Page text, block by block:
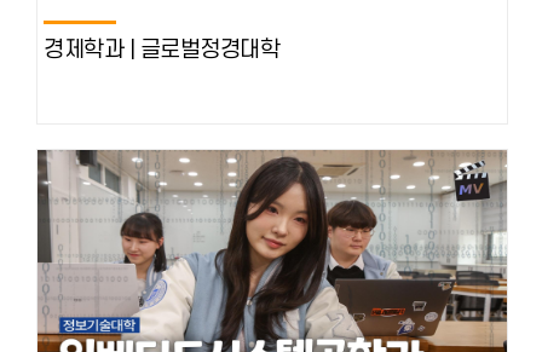
경제학과 | 글로벌정경대학